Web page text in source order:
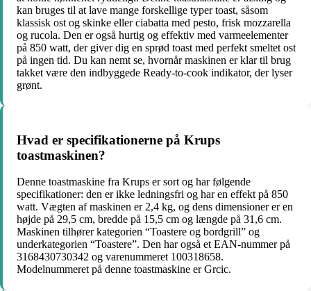
kan bruges til at lave mange forskellige typer toast, såsom
klassisk ost og skinke eller ciabatta med pesto, frisk mozzarella
og rucola. Den er også hurtig og effektiv med varmeelementer
på 850 watt, der giver dig en sprød toast med perfekt smeltet ost
på ingen tid. Du kan nemt se, hvornår maskinen er klar til brug
takket være den indbyggede Ready-to-cook indikator, der lyser
grønt.
Hvad er specifikationerne på Krups
toastmaskinen?
Denne toastmaskine fra Krups er sort og har følgende
specifikationer: den er ikke ledningsfri og har en effekt på 850
watt. Vægten af maskinen er 2,4 kg, og dens dimensioner er en
højde på 29,5 cm, bredde på 15,5 cm og længde på 31,6 cm.
Maskinen tilhører kategorien “Toastere og bordgrill” og
underkategorien “Toastere”. Den har også et EAN-nummer på
3168430730342 og varenummeret 100318658.
Modelnummeret på denne toastmaskine er Grcic.